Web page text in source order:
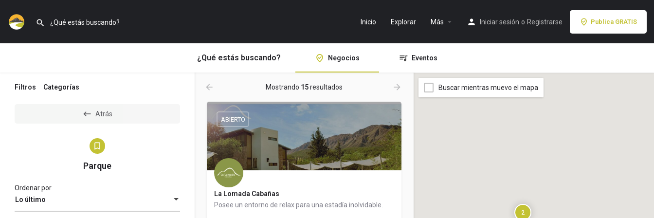
Inicio Explorar Más Iniciar sesión o Registrarse Publica GRATIS
¿Qué estás buscando? Negocios Eventos
Filtros Categorías
Atrás
Parque
Lo último
Ordenar por
Mostrando 15resultados
La Lomada Cabañas
Posee un entorno de relax para una estadía inolvidable.
ABIERTO
2
Buscar mientras muevo el mapa